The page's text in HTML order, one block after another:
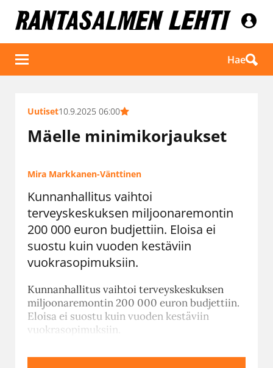
Hae
Uutiset10.9.2025 06:00
Mäelle minimikorjaukset
Mira Markkanen-Vänttinen
Kunnanhallitus vaihtoi
terveyskeskuksen miljoonaremontin
200 000 euron budjettiin. Eloisa ei
suostu kuin vuoden kestäviin
vuokrasopimuksiin.
Kunnanhallitus vaihtoi terveyskeskuksen
miljoonaremontin 200 000 euron budjettiin.
Eloisa ei suostu kuin vuoden kestäviin
vuokrasopimuksiin.